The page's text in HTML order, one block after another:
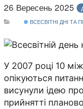
26 Вересень 2025
ВСЕСВІТНІ ДНІ ТА
У 2007 році 10
опікуються
висунули ідею
прийнятті